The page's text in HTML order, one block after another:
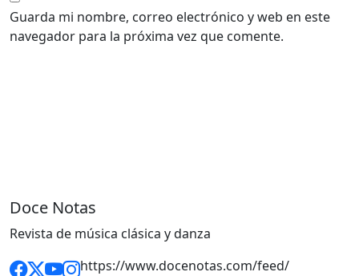
Guarda mi nombre, correo electrónico y web en este
navegador para la próxima vez que comente.
Doce Notas
Revista de música clásica y danza
https://www.docenotas.com/feed/